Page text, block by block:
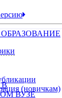
(новичкам)